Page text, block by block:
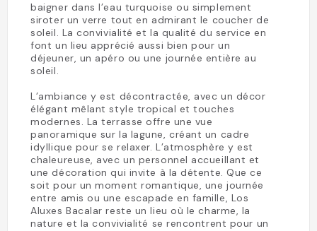
baigner dans l’eau turquoise ou simplement
siroter un verre tout en admirant le coucher de
soleil. La convivialité et la qualité du service en
font un lieu apprécié aussi bien pour un
déjeuner, un apéro ou une journée entière au
soleil.
L’ambiance y est décontractée, avec un décor
élégant mêlant style tropical et touches
modernes. La terrasse offre une vue
panoramique sur la lagune, créant un cadre
idyllique pour se relaxer. L’atmosphère y est
chaleureuse, avec un personnel accueillant et
une décoration qui invite à la détente. Que ce
soit pour un moment romantique, une journée
entre amis ou une escapade en famille, Los
Aluxes Bacalar reste un lieu où le charme, la
nature et la convivialité se rencontrent pour un